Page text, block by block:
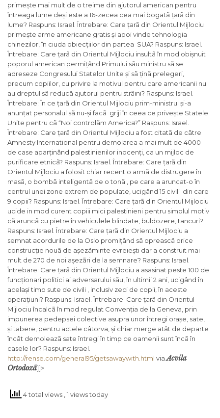
primește mai mult de o treime din ajutorul american pentru
întreaga lume deși este a 16-zecea cea mai bogatã țarã din
lume? Raspuns: Israel. Întrebare: Care țarã din Orientul Mijlociu
primește arme americane gratis și apoi vinde tehnologia
chinezilor, în ciuda obiecțiilor din partea SUA? Raspuns: Israel.
Întrebare: Care țarã din Orientul Mijlociu insultã în mod obișnuit
poporul american permițând Primului sãu ministru sã se
adreseze Congresului Statelor Unite și sã ținã prelegeri,
precum copiilor, cu privire la motivul pentru care americanii nu
au dreptul sã reducã ajutorul pentru strãini? Raspuns: Israel.
Întrebare: În ce țarã din Orientul Mijlociu prim-ministrul și-a
anunțat personalul sã nu-și facã griji în ceea ce privește Statele
Unite pentru cã “Noi controlãm America?” Raspuns: Israel.
Întrebare: Care țarã din Orientul Mijlociu a fost citatã de cãtre
Amnesty International pentru demolarea a mai mult de 4000
de case aparținând palestinienilor inocenți, ca un mijloc de
purificare etnicã? Raspuns: Israel. Întrebare: Care țarã din
Orientul Mijlociu a folosit chiar recent o armã de distrugere în
masã, o bombã inteligentã de o tonã , pe care a aruncat-o în
centrul unei zone extrem de populate, ucigând 15 civili din care
9 copii? Raspuns: Israel. Întrebare: Care țarã din Orientul Mijlociu
ucide in mod curent copiii mici palestinieni pentru simplul motiv
cã aruncã cu pietre în vehiculele blindate, buldozere, tancuri?
Raspuns: Israel. Întrebare: Care țarã din Orientul Mijlociu a
semnat acordurile de la Oslo promițând sã opreascã orice
construcție nouã de așezãminte evreiești dar a construit mai
mult de 270 de noi așezãri de la semnare? Raspuns: Israel.
Întrebare: Care țarã din Orientul Mijlociu a asasinat peste 100 de
funcționari politici ai adversarului sãu, în ultimii 2 ani, ucigând în
același timp sute de civili , inclusiv zeci de copii, în aceste
operațiuni? Raspuns: Israel. Întrebare: Care țarã din Orientul
Mijlociu încalcã în mod regulat Convenția de la Geneva, prin
impunerea pedepsei colective asupra unor întregi orașe, sate,
și tabere, pentru actele câtorva, și chiar merge atât de departe
încât demoleazã sate întregi în timp ce oamenii sunt încã în
casele lor? Raspuns: Israel.
http://rense.com/general95/getsawaywith.html viaAcvila
Ortodoxã]]>
4 total views , 1 views today